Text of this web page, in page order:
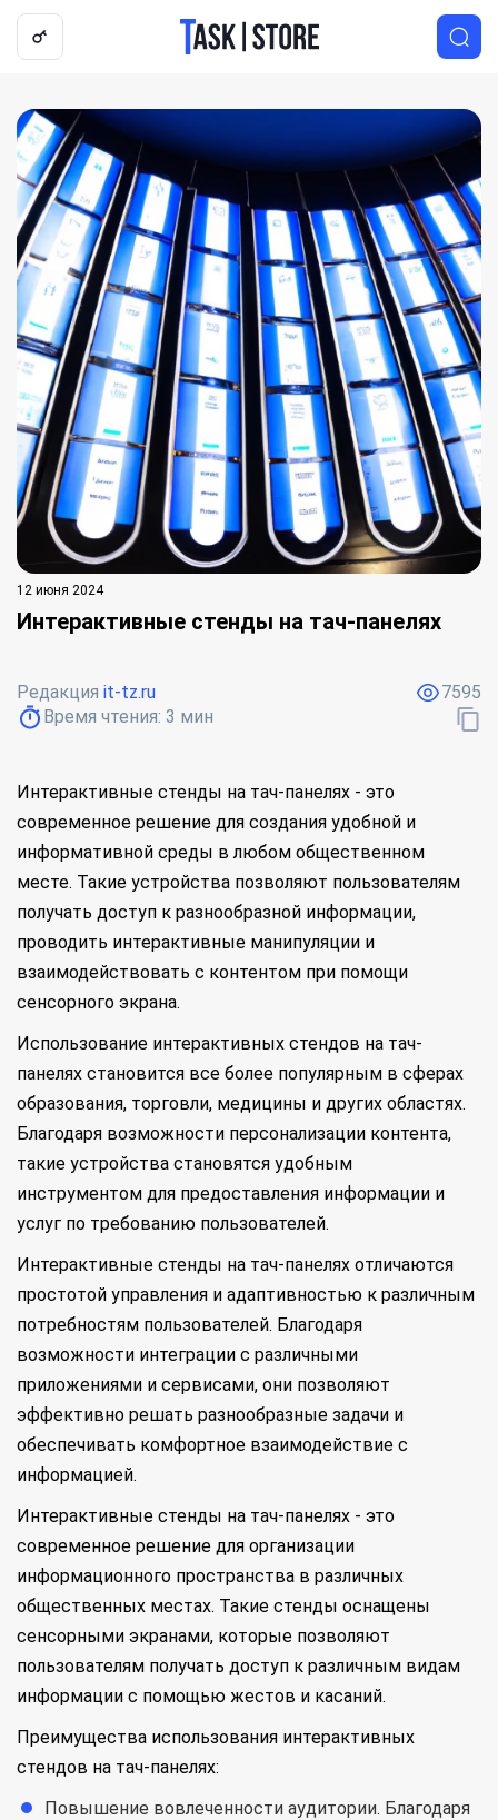
Логотип
12 июня 2024
Интерактивные стенды на тач-панелях
Редакция it-tz.ru
Время чтения: 3 мин
7595
Интерактивные стенды на тач-панелях - это
современное решение для создания удобной и
информативной среды в любом общественном
месте. Такие устройства позволяют пользователям
получать доступ к разнообразной информации,
проводить интерактивные манипуляции и
взаимодействовать с контентом при помощи
сенсорного экрана.
Использование интерактивных стендов на тач-
панелях становится все более популярным в сферах
образования, торговли, медицины и других областях.
Благодаря возможности персонализации контента,
такие устройства становятся удобным
инструментом для предоставления информации и
услуг по требованию пользователей.
Интерактивные стенды на тач-панелях отличаются
простотой управления и адаптивностью к различным
потребностям пользователей. Благодаря
возможности интеграции с различными
приложениями и сервисами, они позволяют
эффективно решать разнообразные задачи и
обеспечивать комфортное взаимодействие с
информацией.
Интерактивные стенды на тач-панелях - это
современное решение для организации
информационного пространства в различных
общественных местах. Такие стенды оснащены
сенсорными экранами, которые позволяют
пользователям получать доступ к различным видам
информации с помощью жестов и касаний.
Преимущества использования интерактивных
стендов на тач-панелях:
Повышение вовлеченности аудитории. Благодаря